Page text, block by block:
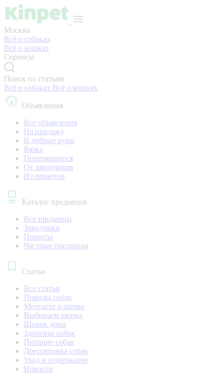
Москва
Всё о собаках
Всё о кошках
Сервисы
Поиск по статьям
Всё о собаках Всё о кошках
Объявления
Все объявления
На продажу
В добрые руки
Вязка
Потерявшиеся
От заводчиков
Из приютов
Каталог продавцов
Все продавцы
Заводчики
Приюты
Частные продавцы
Статьи
Все статьи
Породы собак
Мечтаете о щенке
Выбираем щенка
Щенок дома
Здоровье собак
Питание собак
Дрессировка собак
Уход и содержание
Новости